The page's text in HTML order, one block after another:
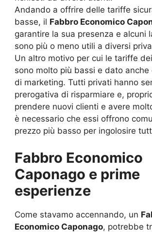
Andando a offrire delle tariffe
basse, il Fabbro Economico
garantire la sua presenza e alcuni
sono più o meno utili a diversi
Un altro motivo per cui le tariffe
sono molto più bassi e dato anche
di marketing. Tutti privati hanno
prerogativa di risparmiare e,
prendere nuovi clienti e avere
è necessario che essi offrono
prezzo più basso per ingolosire
Fabbro Economico
Caponago e prime
esperienze
Come stavamo accennando, un
Economico Caponago, potrebbe